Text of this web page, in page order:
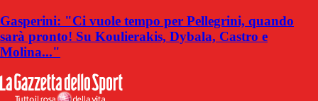
Gasperini: "Ci vuole tempo per Pellegrini, quando
sarà pronto! Su Koulierakis, Dybala, Castro e
Molina..."